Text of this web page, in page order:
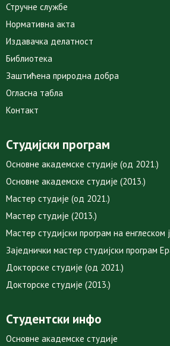
Стручне службе
Нормативна акта
Издавачка делатност
Библиотека
Заштићена природна добра
Огласна табла
Контакт
Студијски програм
Основне академске студије (од 2021.)
Основне академске студије (2013.)
Мастер студије (од 2021.)
Мастер студије (2013.)
Мастер студијски програм на енглеском
Заједнички мастер студијски програм
Докторске студије (од 2021.)
Докторске студије (2013.)
Студентски инфо
Основне академске студије